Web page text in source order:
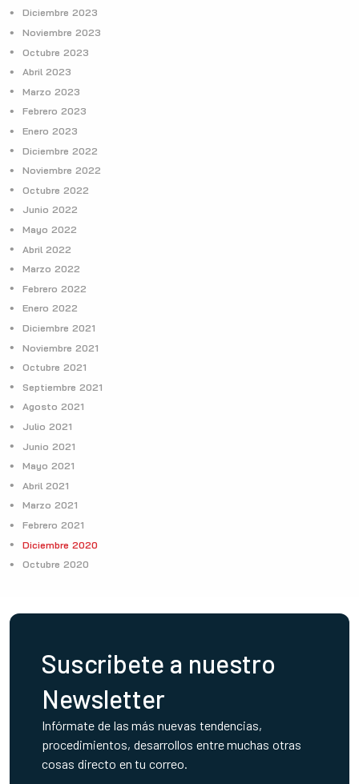
Diciembre 2023
Noviembre 2023
Octubre 2023
Abril 2023
Marzo 2023
Febrero 2023
Enero 2023
Diciembre 2022
Noviembre 2022
Octubre 2022
Junio 2022
Mayo 2022
Abril 2022
Marzo 2022
Febrero 2022
Enero 2022
Diciembre 2021
Noviembre 2021
Octubre 2021
Septiembre 2021
Agosto 2021
Julio 2021
Junio 2021
Mayo 2021
Abril 2021
Marzo 2021
Febrero 2021
Diciembre 2020
Octubre 2020
Suscribete a nuestro
Newsletter
Infórmate de las más nuevas tendencias,
procedimientos, desarrollos entre muchas otras
cosas directo en tu correo.